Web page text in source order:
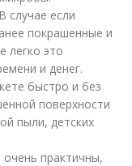
случае если
покрашенные и
легко это
и денег.
быстро и без
поверхности
пыли, детских
практичны,